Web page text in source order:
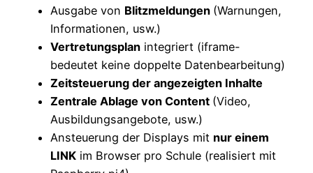
Ausgabe von Blitzmeldungen (Warnungen,
Informationen, usw.)
Vertretungsplan integriert (iframe-
bedeutet keine doppelte Datenbearbeitung)
Zeitsteuerung der angezeigten Inhalte
Zentrale Ablage von Content (Video,
Ausbildungsangebote, usw.)
Ansteuerung der Displays mit nur einem
LINK im Browser pro Schule (realisiert mit